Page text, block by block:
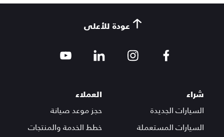
عودة للأعلى
شراء
السيارات الجديدة
السيارات المستعملة
العملاء
حجز موعد صيانة
خطط الخدمة والمنتجات